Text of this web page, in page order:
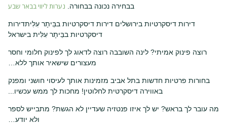
בבחירה נכונה בבחורה. נערות ליווי בבאר שבע
דירות דיסקרטיות בירושלים דירות דיסקרטיות בבֵּיתָר עִלִּיתדירות
דיסקרטיות בבֵּיתָר עִלִּית בישראל
רוצה פינוק אמיתי? לינה השובבה רוצה לדאוג לך לפינוק חלומי וחסר
מעצורים שישאיר אותך ללא…
בחורות פרטיות חדשות בתל אביב מזמינות אותך לעיסוי חושני ומפנק
באווירה דיסקרטית לחלוטין! מחכות לך ממש עכשיו...
מה עובר לך בראש? יש לך איזו פנטזיה שעדיין לא הגשת? מתבייש לספר
ולא יודע…